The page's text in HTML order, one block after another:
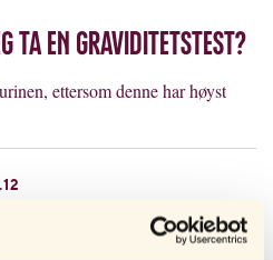
ta en graviditetstest?
ettersom denne har høyst